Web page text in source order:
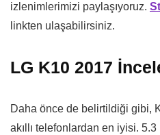
izlenimlerimizi paylaşıyoruz.
linkten ulaşabilirsiniz.
LG K10 2017
Daha önce de belirtildiği gibi,
akıllı telefonlardan en iyisi.